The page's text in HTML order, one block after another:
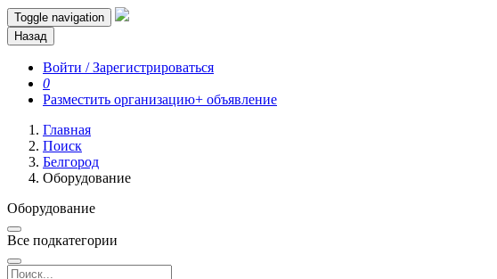
Toggle navigation
Назад
Войти / Зарегистрироваться
0
Разместить организацию+ объявление
Главная
Поиск
Белгород
Оборудование
Оборудование
Все подкатегории